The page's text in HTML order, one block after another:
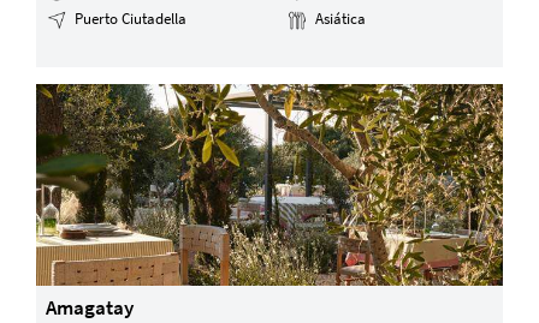
Puerto Ciutadella
Asiática
Amagatay